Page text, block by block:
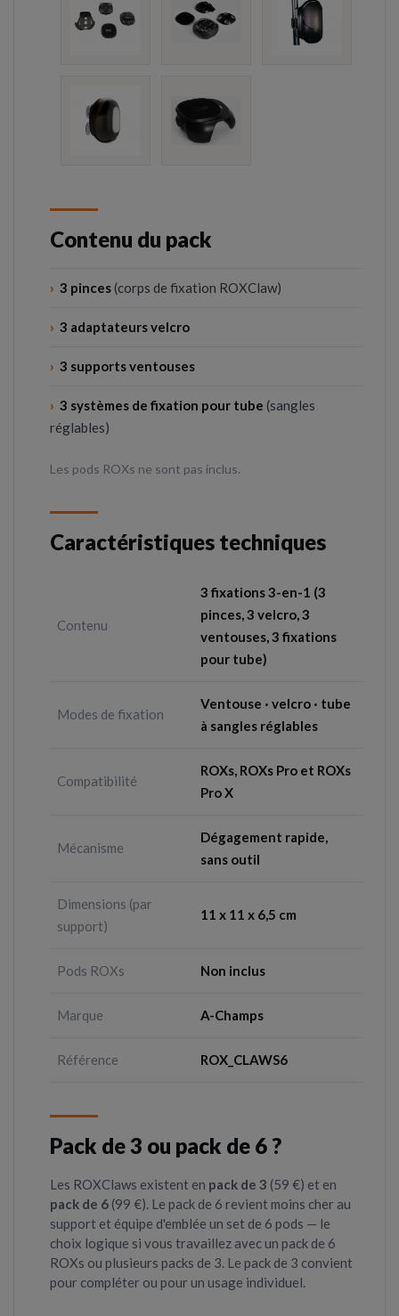
Contenu du pack
› 3 pinces(corps de fixation ROXClaw)
› 3 adaptateurs velcro
› 3 supports ventouses
› 3 systèmes de fixation pour tube (sangles
réglables)
Les pods ROXs ne sont pas inclus.
Caractéristiques techniques
Contenu
3 fixations 3-en-1 (3
pinces, 3 velcro, 3
ventouses, 3 fixations
pour tube)
Modes de fixation
Ventouse · velcro · tube
à sangles réglables
Compatibilité
ROXs, ROXs Pro et ROXs
Pro X
Mécanisme
Dégagement rapide,
sans outil
Dimensions (par
support)
11 x 11 x 6,5 cm
Pods ROXs Non inclus
Marque A-Champs
Référence ROX_CLAWS6
Pack de 3 ou pack de 6 ?
Les ROXClaws existent en pack de 3 (59 €) et en
pack de 6 (99 €). Le pack de 6 revient moins cher au
support et équipe d'emblée un set de 6 pods — le
choix logique si vous travaillez avec un pack de 6
ROXs ou plusieurs packs de 3. Le pack de 3 convient
pour compléter ou pour un usage individuel.